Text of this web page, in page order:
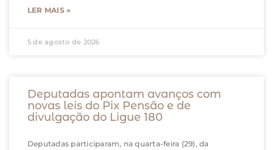
LER MAIS »
5 de agosto de 2026
Deputadas apontam avanços com
novas leis do Pix Pensão e de
divulgação do Ligue 180
Deputadas participaram, na quarta-feira (29), da